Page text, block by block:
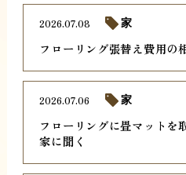
フローリング張替え費用の
2026.07.08 家
フローリングに畳マットを
家に聞く
2026.07.06 家